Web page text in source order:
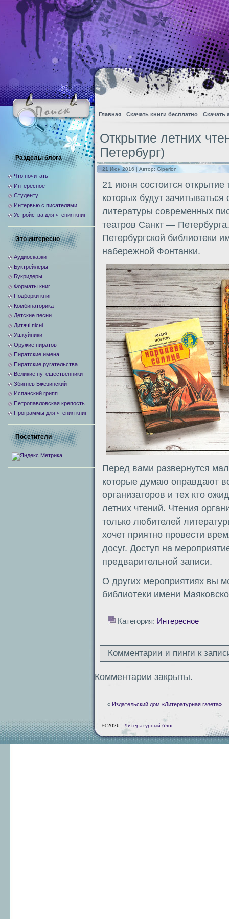
Главная Скачать книги бесплатно Скачать
Открытие летних
Петербург)
21 Июн 2016 | Автор:Giperion
21 июня состоится
которых будут
литературы современных
театров Санкт —
Петербургской библиотеки
набережной Фонтанки.
Перед вами развернутся
которые думаю оправдают
организаторов и тех кто
летних чтений. Чтения
только любителей
хочет приятно провести
досуг. Доступ на
предварительной записи.
О других мероприятиях вы
библиотеки имени
Категория: Интересное
Комментарии и пинги к
Комментарии закрыты.
« Издательский дом «Литературная газета»
Разделы блога
Что почитать
Интересное
Студенту
Интервью с писателями
Устройства для чтения книг
Это интересно
Аудиосказки
Буктрейлеры
Букридеры
Форматы книг
Подборки книг
Комбинаторика
Детские песни
Дитячі пісні
Ушкуйники
Оружие пиратов
Пиратские имена
Пиратские ругательства
Великие путешественники
Збигнев Бжезинский
Испанский грипп
Петропавловская крепость
Программы для чтения книг
Посетители
© 2026 - Литературный блог